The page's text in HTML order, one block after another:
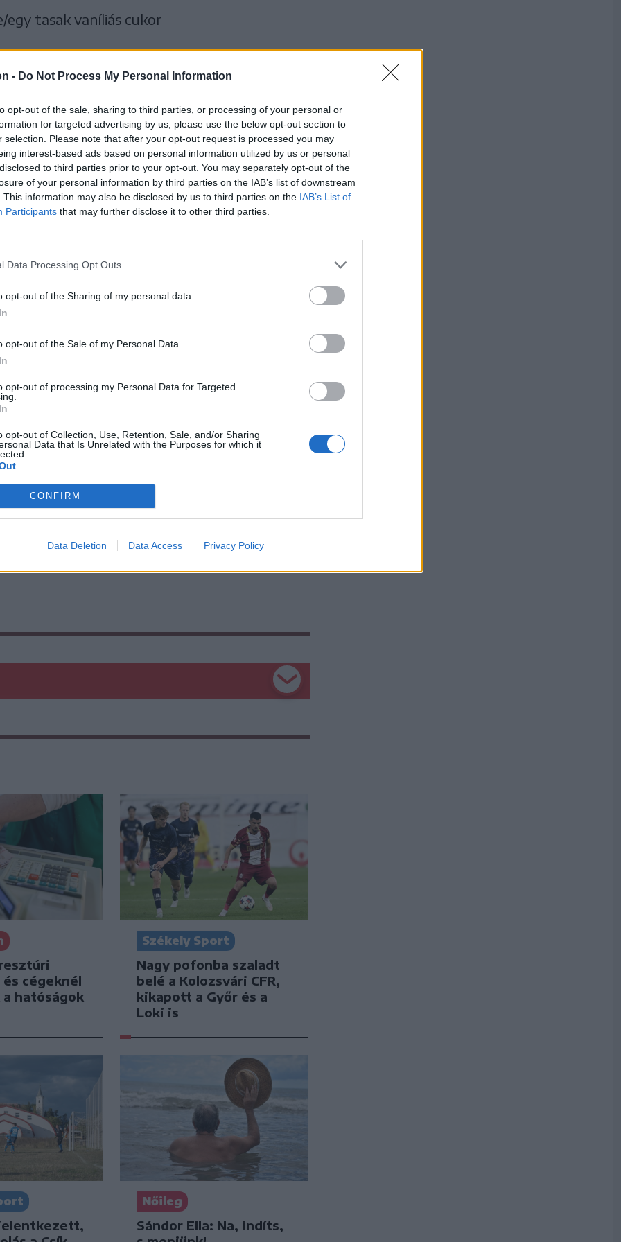
- Do Not Process My Personal Information
opt-out of the sale, sharing to third parties, or processing of your personal or
for targeted advertising by us, please use the below opt-out section to
selection. Please note that after your opt-out request is processed you may
interest-based ads based on personal information utilized by us or personal
to third parties prior to your opt-out. You may separately opt-out of the
of your personal information by third parties on the IAB’s list of downstream
This information may also be disclosed by us to third parties on the IAB’s List of
Participants that may further disclose it to other third parties.
Data Processing Opt Outs
opt-out of the Sharing of my personal data.
opt-out of the Sale of my Personal Data.
opt-out of processing my Personal Data for Targeted
opt-out of Collection, Use, Retention, Sale, and/or Sharing
Data that Is Unrelated with the Purposes for which it
CONFIRM
Data Deletion Data Access Privacy Policy
egy tasak vaníliás cukor
A száraz hozzávalókat egy edénybe
fahéj, és só. Összekeverjük. A
összedolgozzuk: tejföl, olaj, tojások és a
gyors és határozott
dolgozzuk. A morzsához a
krémhez a mascarponet elkeverjük a
mélyedéseibe muffinpapírt teszünk
mindegyikbe egy teáskanál
szórunk rá a morzsából. 180 fokra
kb 20-25 perc alatt megsütjük a
teljesen.
cégeknél
hatóságok
Székely Sport
Nagy pofonba szaladt
belé a Kolozsvári CFR,
kikapott a Győr és a
Loki is
Nőileg
Sándor Ella: Na, indíts,